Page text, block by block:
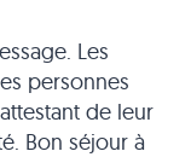
Les
personnes
de leur
Bon séjour à